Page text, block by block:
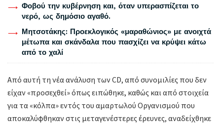
Φοβού την κυβέρνηση και, όταν υπερασπίζεται το
νερό, ως δημόσιο αγαθό.
Μητσοτάκης: Προεκλογικός «μαραθώνιος» με ανοιχτά
μέτωπα και σκάνδαλα που πασχίζει να κρύψει κάτω
από το χαλί
Από αυτή τη νέα ανάλυση των CD, από συνομιλίες που δεν
είχαν «προσεχθεί» όπως ειπώθηκε, καθώς και από στοιχεία
για τα «κόλπα» εντός του αμαρτωλού Οργανισμού που
αποκαλύφθηκαν στις μεταγενέστερες έρευνες, αναδείχθηκε